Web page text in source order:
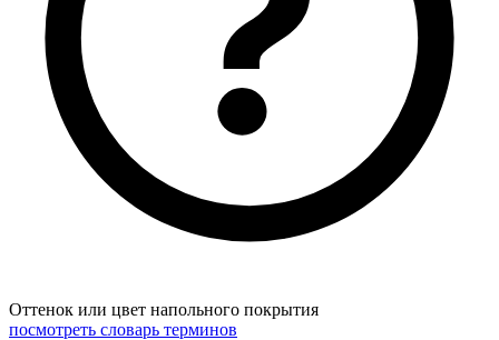
Оттенок или цвет напольного покрытия
посмотреть словарь терминов